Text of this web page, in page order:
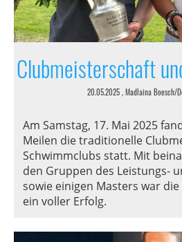
Clubmeisterschaft
20.05.2025, Madlaina Boesch/
Am Samstag, 17. Mai 2025
Meilen die traditionelle
Schwimmclubs statt. Mit
den Gruppen des Leistungs-
sowie einigen Masters war
ein voller Erfolg.